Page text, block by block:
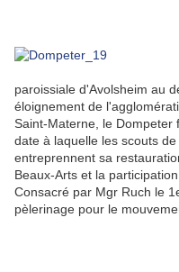
paroissiale d'Avolsheim au
éloignement de
Saint-Materne, le Dompeter
date à laquelle les scouts
entreprennent sa
Beaux-Arts et la
Consacré par Mgr Ruch le
pèlerinage pour le